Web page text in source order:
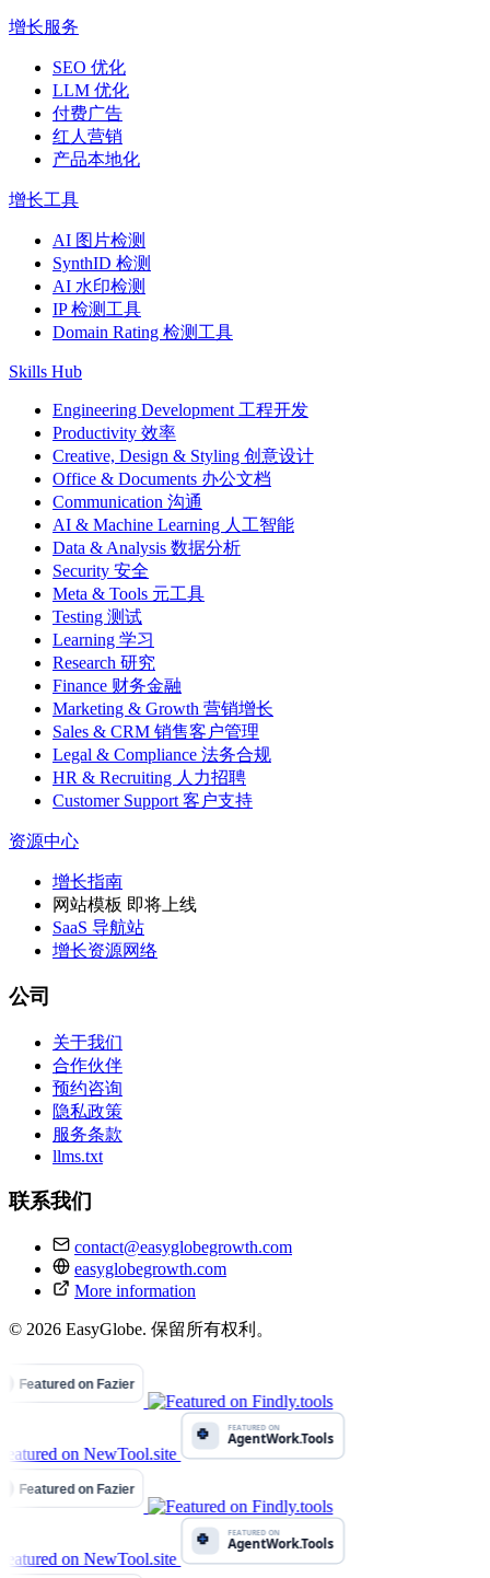
增长服务
SEO 优化
LLM 优化
付费广告
红人营销
产品本地化
增长工具
AI 图片检测
SynthID 检测
AI 水印检测
IP 检测工具
Domain Rating 检测工具
Skills Hub
Engineering Development 工程开发
Productivity 效率
Creative, Design & Styling 创意设计
Office & Documents 办公文档
Communication 沟通
AI & Machine Learning 人工智能
Data & Analysis 数据分析
Security 安全
Meta & Tools 元工具
Testing 测试
Learning 学习
Research 研究
Finance 财务金融
Marketing & Growth 营销增长
Sales & CRM 销售客户管理
Legal & Compliance 法务合规
HR & Recruiting 人力招聘
Customer Support 客户支持
资源中心
增长指南
网站模板 即将上线
SaaS 导航站
增长资源网络
公司
关于我们
合作伙伴
预约咨询
隐私政策
服务条款
llms.txt
联系我们
contact@easyglobegrowth.com
easyglobegrowth.com
More information
© 2026 EasyGlobe. 保留所有权利。